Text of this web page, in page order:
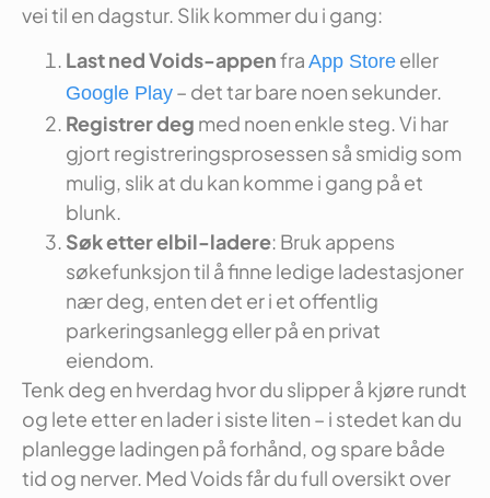
vei til en dagstur. Slik kommer du i gang:
Last ned Voids-appenfra App Store eller
Google Play – det tar bare noen sekunder.
Registrer deg med noen enkle steg. Vi har
gjort registreringsprosessen så smidig som
mulig, slik at du kan komme i gang på et
blunk.
Søk etter elbil-ladere: Bruk appens
søkefunksjon til å finne ledige ladestasjoner
nær deg, enten det er i et offentlig
parkeringsanlegg eller på en privat
eiendom.
Tenk deg en hverdag hvor du slipper å kjøre rundt
og lete etter en lader i siste liten – i stedet kan du
planlegge ladingen på forhånd, og spare både
tid og nerver. Med Voids får du full oversikt over